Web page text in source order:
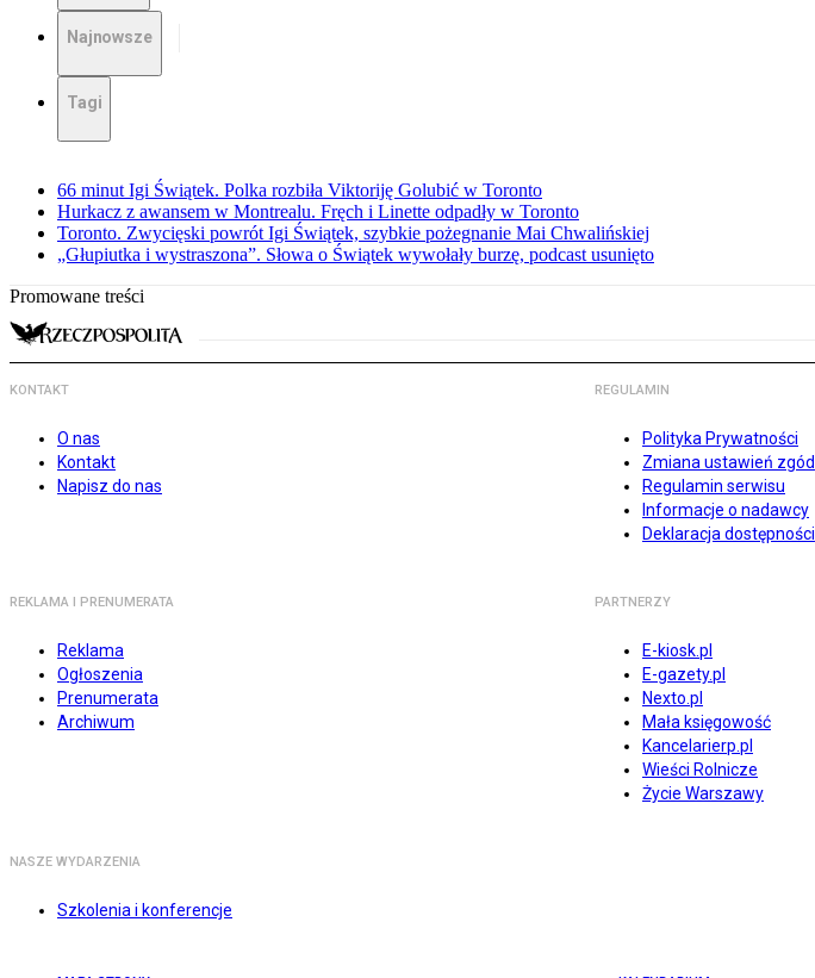
Najnowsze
Tagi
66 minut Igi Świątek. Polka rozbiła Viktoriję Golubić w Toronto
Hurkacz z awansem w Montrealu. Fręch i Linette odpadły w Toronto
Toronto. Zwycięski powrót Igi Świątek, szybkie pożegnanie Mai Chwalińskiej
„Głupiutka i wystraszona”. Słowa o Świątek wywołały burzę, podcast usunięto
Promowane treści
KONTAKT
O nas
Kontakt
Napisz do nas
REGULAMIN
Polityka Prywatności
Zmiana ustawień zgód
Regulamin serwisu
Informacje o nadawcy
Deklaracja dostępności
REKLAMA I PRENUMERATA
Reklama
Ogłoszenia
Prenumerata
Archiwum
PARTNERZY
E-kiosk.pl
E-gazety.pl
Nexto.pl
Mała księgowość
Kancelarierp.pl
Wieści Rolnicze
Życie Warszawy
NASZE WYDARZENIA
Szkolenia i konferencje